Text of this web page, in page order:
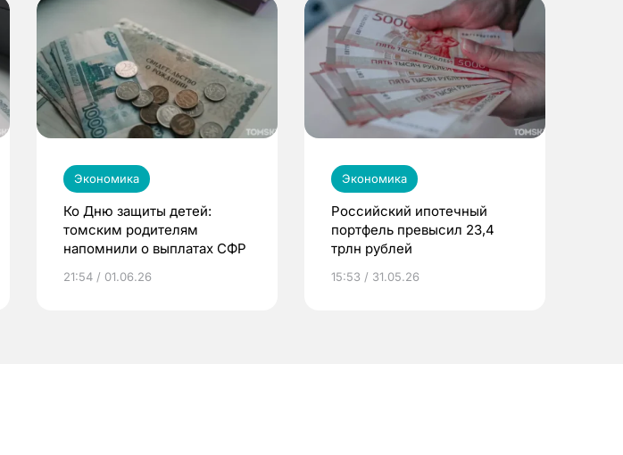
Экономика
Ко Дню защиты детей:
томским родителям
напомнили о выплатах СФР
21:54 / 01.06.26
Экономика
Российский ипотечный
портфель превысил 23,4
трлн рублей
15:53 / 31.05.26